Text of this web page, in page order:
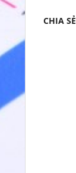
CHIA SẺ